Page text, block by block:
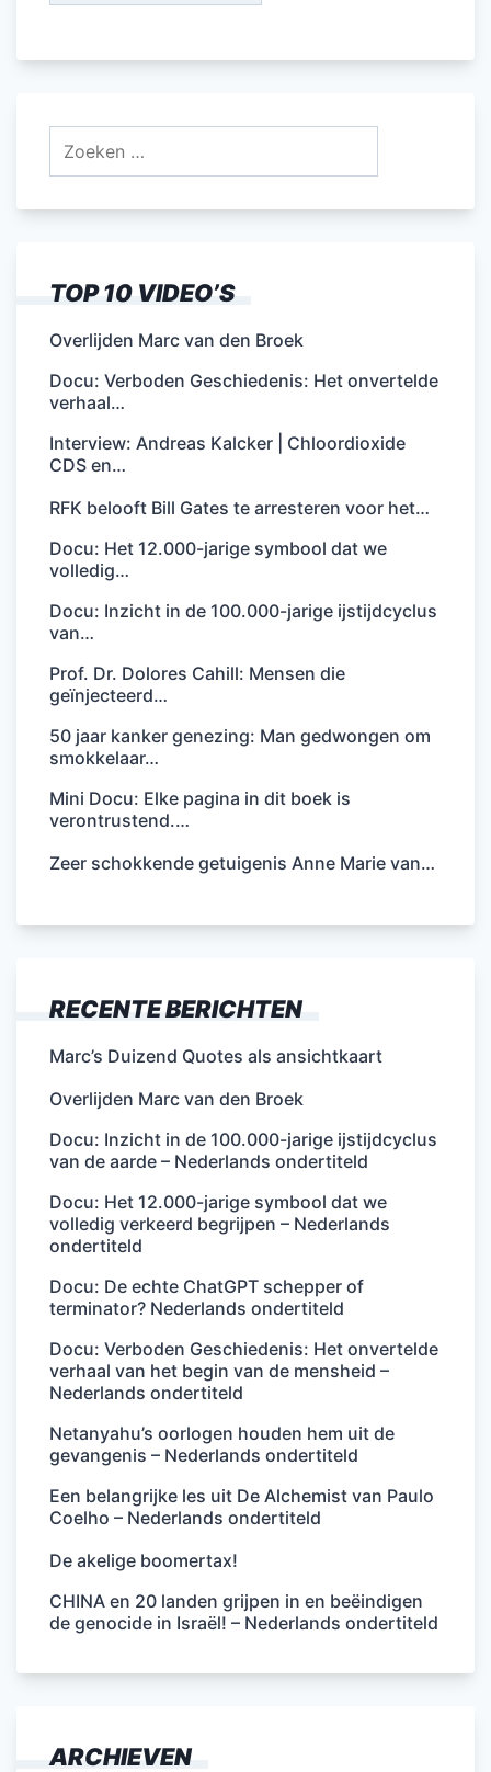
TOP 10 VIDEO’S
Overlijden Marc van den Broek
Docu: Verboden Geschiedenis: Het onvertelde
verhaal…
Interview: Andreas Kalcker | Chloordioxide
CDS en…
RFK belooft Bill Gates te arresteren voor het…
Docu: Het 12.000-jarige symbool dat we
volledig…
Docu: Inzicht in de 100.000-jarige ijstijdcyclus
van…
Prof. Dr. Dolores Cahill: Mensen die
geïnjecteerd…
50 jaar kanker genezing: Man gedwongen om
smokkelaar…
Mini Docu: Elke pagina in dit boek is
verontrustend.…
Zeer schokkende getuigenis Anne Marie van…
RECENTE BERICHTEN
Marc’s Duizend Quotes als ansichtkaart
Overlijden Marc van den Broek
Docu: Inzicht in de 100.000-jarige ijstijdcyclus
van de aarde – Nederlands ondertiteld
Docu: Het 12.000-jarige symbool dat we
volledig verkeerd begrijpen – Nederlands
ondertiteld
Docu: De echte ChatGPT schepper of
terminator? Nederlands ondertiteld
Docu: Verboden Geschiedenis: Het onvertelde
verhaal van het begin van de mensheid –
Nederlands ondertiteld
Netanyahu’s oorlogen houden hem uit de
gevangenis – Nederlands ondertiteld
Een belangrijke les uit De Alchemist van Paulo
Coelho – Nederlands ondertiteld
De akelige boomertax!
CHINA en 20 landen grijpen in en beëindigen
de genocide in Israël! – Nederlands ondertiteld
ARCHIEVEN